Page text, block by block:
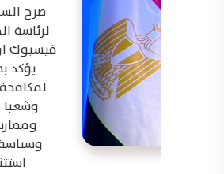
صرح السفير بسام
لرئاسة الجمهورية
فيسبوك ان السيد
يؤكد بمناسبة
لمكافحة الفساد علي
وشعبا بسيادة
وممارسات الفساد
وسياسة الشفافية،
استثناء كلهم